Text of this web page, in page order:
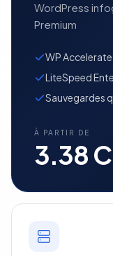
WordPress
Premium
WP
LiteSpeed
Sauvegardes
À PARTIR DE
3.38